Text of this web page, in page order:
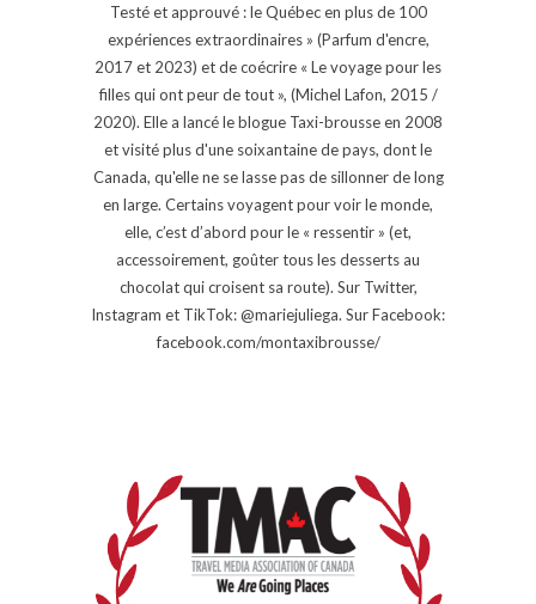
Testé et approuvé : le Québec en plus de 100
expériences extraordinaires » (Parfum d'encre,
2017 et 2023) et de coécrire « Le voyage pour les
filles qui ont peur de tout », (Michel Lafon, 2015 /
2020). Elle a lancé le blogue Taxi-brousse en 2008
et visité plus d'une soixantaine de pays, dont le
Canada, qu'elle ne se lasse pas de sillonner de long
en large. Certains voyagent pour voir le monde,
elle, c’est d’abord pour le « ressentir » (et,
accessoirement, goûter tous les desserts au
chocolat qui croisent sa route). Sur Twitter,
Instagram et TikTok: @mariejuliega. Sur Facebook:
facebook.com/montaxibrousse/